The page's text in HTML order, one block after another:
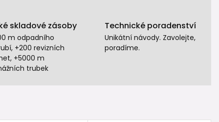
skladové zásoby
m odpadního
+200 revizních
+5000 m
trubek
Technické poradenství
Unikátní návody. Zavolejte,
poradíme.